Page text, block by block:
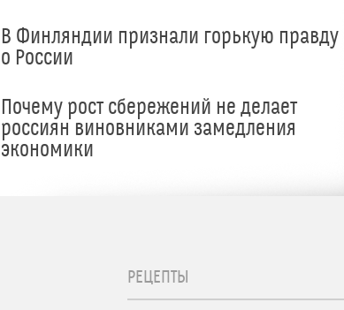
В Финляндии признали горькую правду
о России
Почему рост сбережений не делает
россиян виновниками замедления
экономики
РЕЦЕПТЫ